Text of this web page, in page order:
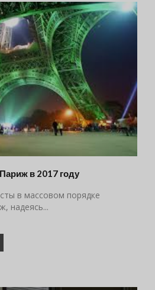
в 2017 году
в массовом порядке
надеясь...